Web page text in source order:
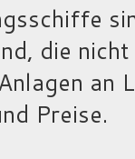
die
an
Preise.